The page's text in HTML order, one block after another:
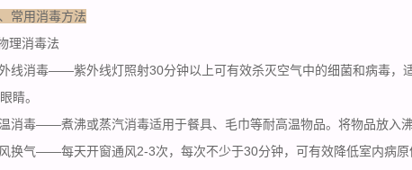
常用消毒方法
理消毒法
线消毒——紫外线灯照射30分钟以上可有效杀灭空气中的细菌和病毒，
睛。
消毒——煮沸或蒸汽消毒适用于餐具、毛巾等耐高温物品。将物品放入
换气——每天开窗通风 2-3次，每次不少于30分钟，可有效降低室内病原